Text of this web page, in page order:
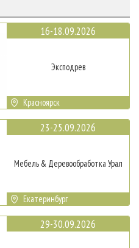
16-18.09.2026
Эксподрев
Красноярск
23-25.09.2026
Мебель & Деревообработка Урал
Екатеринбург
29-30.09.2026